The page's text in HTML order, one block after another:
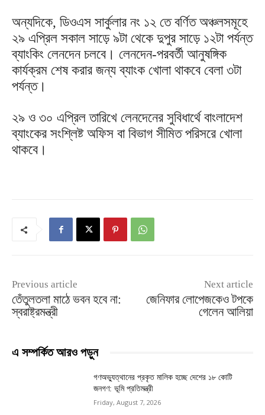
অন্যদিকে, ডিওএস সার্কুলার নং ১২ তে বর্ণিত অঞ্চলসমূহে
২৯ এপ্রিল সকাল সাড়ে ৯টা থেকে দুপুর সাড়ে ১২টা পর্যন্ত
ব্যাংকিং লেনদেন চলবে। লেনদেন-পরবর্তী আনুষঙ্গিক
কার্যক্রম শেষ করার জন্য ব্যাংক খোলা থাকবে বেলা ৩টা
পর্যন্ত।
২৯ ও ৩০ এপ্রিল তারিখে লেনদেনের সুবিধার্থে বাংলাদেশ
ব্যাংকের সংশ্লিষ্ট অফিস বা বিভাগ সীমিত পরিসরে খোলা
থাকবে।
Previous article
তেঁতুলতলা মাঠে ভবন হবে না:
স্বরাষ্ট্রমন্ত্রী
Next article
জেনিফার লোপেজকেও টপকে
গেলেন আলিয়া
এ সম্পর্কিত আরও পড়ুন
গণঅভ্যুত্থানের প্রকৃত মালিক হচ্ছে দেশের ১৮ কোটি
জনগণ: ভূমি প্রতিমন্ত্রী
Friday, August 7, 2026